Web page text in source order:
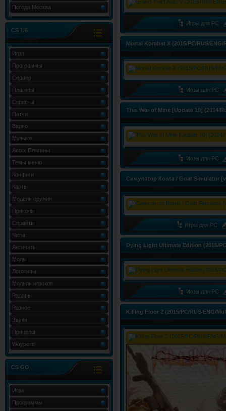
Погода Москва
CS 1.6
Игра
Программы
Сервер
Плагины
Скрипты
Патчи
Видео
Музыка
Amxx Плагины
Темы меню
Конфиги
Карты
Модели оружия
Приколы
Спрайты
Читы
Античиты
Моды
Логотипы
Модели игроков
Радары
Разное
Звуки
Прицелы
Waypoint
CS GO
Игра
Программы
Игры для PC
Mortal Kombat X (2015/PC/RUS/ENG/
Игры для PC
This War of Mine [Update 10] (2014/
Игры для PC
Симулятор Козла / Goat Simulator
Игры для PC
Dying Light Ultimate Edition (2015/
Игры для PC
Killing Floor 2 (2015/PC/RUS/ENG/